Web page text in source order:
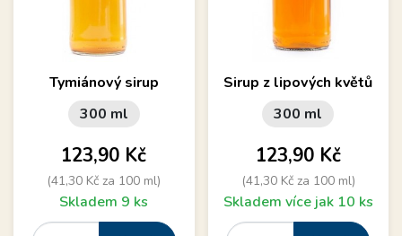
Tymiánový sirup
300 ml
Cena
123,90 Kč
(41,30 Kč za 100 ml)
Skladem 9 ks
Sirup z lipových květů
300 ml
Cena
123,90 Kč
(41,30 Kč za 100 ml)
Skladem více jak 10 ks